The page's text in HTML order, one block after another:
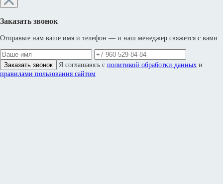
Заказать звонок
Отправьте нам ваше имя и телефон — и наш менеджер свяжется с вами
Заказать звонок Я соглашаюсь с политикой обработки данных и
правилами пользования сайтом